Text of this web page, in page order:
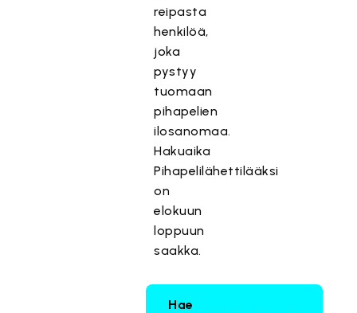
reipasta
henkilöä,
joka
pystyy
tuomaan
pihapelien
ilosanomaa.
Hakuaika
Pihapelilähettilääksi
on
elokuun
loppuun
saakka.
Hae